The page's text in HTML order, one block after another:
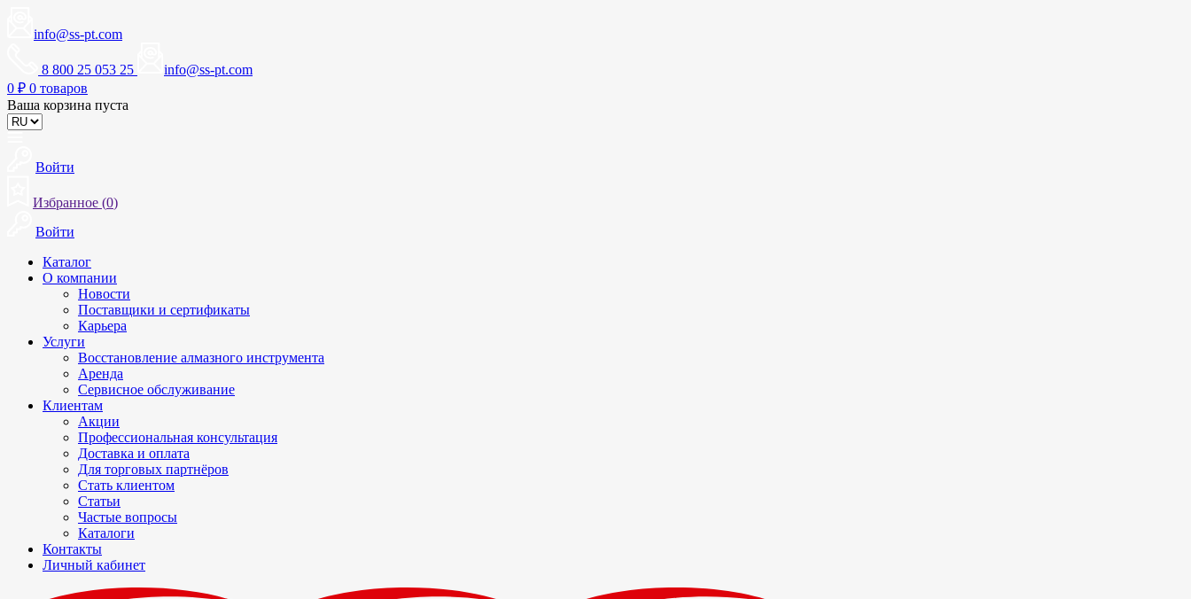
info@ss-pt.com
8 800 25 053 25
info@ss-pt.com
0 ₽ 0 товаров
Ваша корзина пуста
Войти
Избранное (0)
Войти
Каталог
О компании
Новости
Поставщики и сертификаты
Карьера
Услуги
Восстановление алмазного инструмента
Аренда
Сервисное обслуживание
Клиентам
Акции
Профессиональная консультация
Доставка и оплата
Для торговых партнёров
Стать клиентом
Статьи
Частые вопросы
Каталоги
Контакты
Личный кабинет